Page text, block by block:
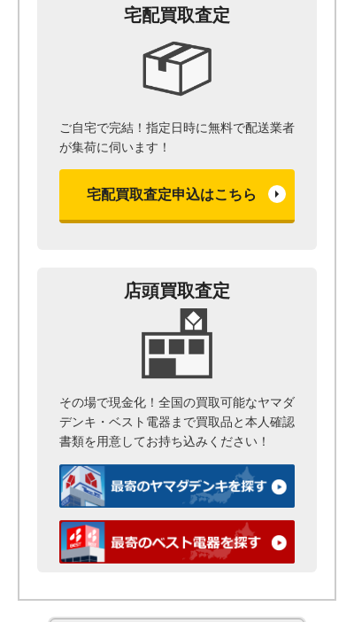
宅配買取査定
ご自宅で完結！指定日時に無料で配送業者
が集荷に伺います！
宅配買取査定申込はこちら
店頭買取査定
その場で現金化！全国の買取可能なヤマダ
デンキ・ベスト電器まで買取品と本人確認
書類を用意してお持ち込みください！